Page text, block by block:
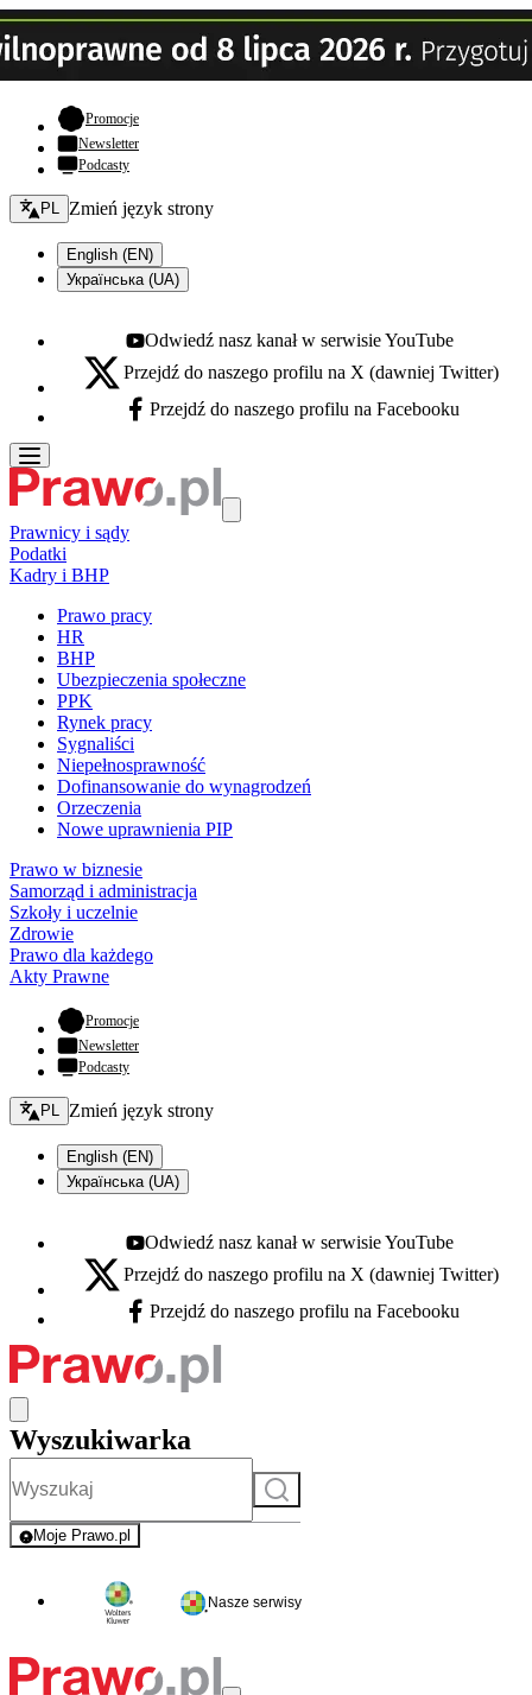
Promocje- otwiera się w nowej karcie
Newsletter
Podcasty
Zmień język - bieżący:
PL Zmień język strony
English (EN)
Українська (UA)
Youtube - otwiera się w nowej karcie
Odwiedź nasz kanał w serwisie YouTube
X - otwiera się w nowej karcie
Przejdź do naszego profilu na X (dawniej Twitter)
Facebook - otwiera się w nowej karcie
Przejdź do naszego profilu na Facebooku
Prawnicy i sądy
Podatki
Kadry i BHP
Prawo pracy
HR
BHP
Ubezpieczenia społeczne
PPK
Rynek pracy
Sygnaliści
Niepełnosprawność
Dofinansowanie do wynagrodzeń
Orzeczenia
Nowe uprawnienia PIP
Prawo w biznesie
Samorząd i administracja
Szkoły i uczelnie
Zdrowie
Prawo dla każdego
Akty Prawne
Promocje- otwiera się w nowej karcie
Newsletter
Podcasty
Zmień język - bieżący:
PL Zmień język strony
English (EN)
Українська (UA)
Youtube - otwiera się w nowej karcie
Odwiedź nasz kanał w serwisie YouTube
X - otwiera się w nowej karcie
Przejdź do naszego profilu na X (dawniej Twitter)
Facebook - otwiera się w nowej karcie
Przejdź do naszego profilu na Facebooku
Wyszukiwarka
Szukaj
Moje Prawo.pl
- rejestracja i logowanie do serwisu
Nasze serwisy